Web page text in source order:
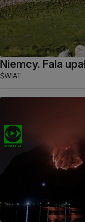
Niemcy. Fala
ŚWIAT